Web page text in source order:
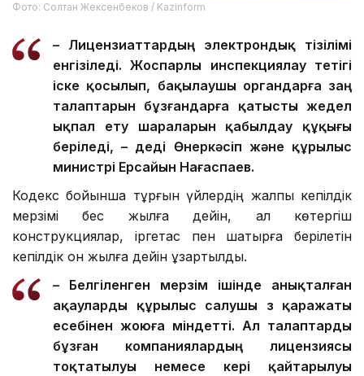
Фото: Солтан Жексенбеков / Kazinform
– Лицензиаттардың электрондық тізілімі
енгізіледі. Жоспарлы инспекциялау тетігі
іске қосылып, бақылаушы органдарға заң
талаптарын бұзғандарға қатысты жедел
ықпал ету шараларын қабылдау құқығы
беріледі, – деді Өнеркәсіп және құрылыс
министрі Ерсайын Нағаспаев.
Кодекс бойынша тұрғын үйлердің жалпы кепілдік
мерзімі бес жылға дейін, ал көтергіш
конструкциялар, іргетас пен шатырға берілетін
кепілдік он жылға дейін ұзартылды.
– Белгіленген мерзім ішінде анықталған
ақауларды құрылыс салушы өз қаражаты
есебінен жоюға міндетті. Ал талаптарды
бұзған компаниялардың лицензиясы
тоқтатылуы немесе кері қайтарылуы